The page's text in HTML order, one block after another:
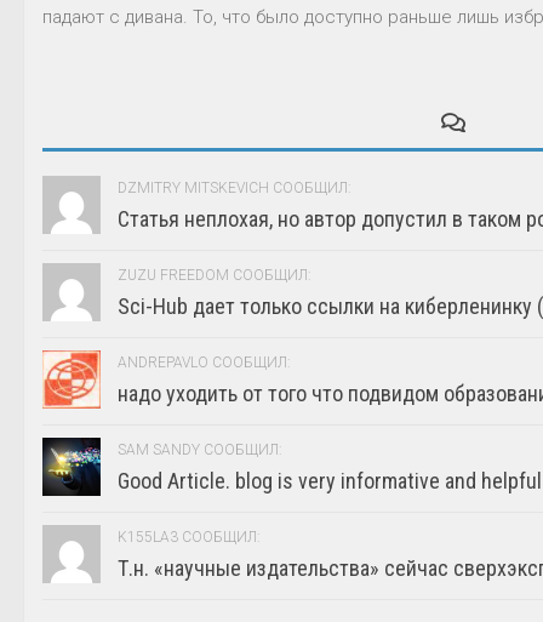
падают с дивана. То, что было доступно раньше лишь
DZMITRY MITSKEVICH СООБЩИЛ:
Статья неплохая, но автор допустил в таком
ZUZU FREEDOM СООБЩИЛ:
Sci-Hub дает только ссылки на киберленинку
ANDREPAVLO СООБЩИЛ:
надо уходить от того что подвидом
SAM SANDY СООБЩИЛ:
Good Article. blog is very informative and helpful
K155LA3 СООБЩИЛ:
Т.н. «научные издательства» сейчас